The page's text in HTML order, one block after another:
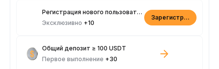
Регистрация нового пользователя
Эксклюзивно +10
Зарегистрироваться
Общий депозит ≥ 100 USDT
Первое выполнение +30